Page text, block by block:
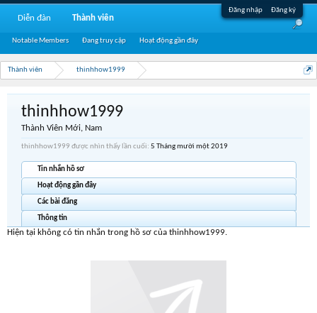
Đăng nhập Đăng ký
Thành viên thinhhow1999
thinhhow1999
Thành Viên Mới, Nam
thinhhow1999 được nhìn thấy lần cuối: 5 Tháng mười một 2019
Tin nhắn hồ sơ
Hoạt động gần đây
Các bài đăng
Thông tin
Hiện tại không có tin nhắn trong hồ sơ của thinhhow1999.
Diễn đàn Thành viên
Notable Members Đang truy cập Hoạt động gần đây